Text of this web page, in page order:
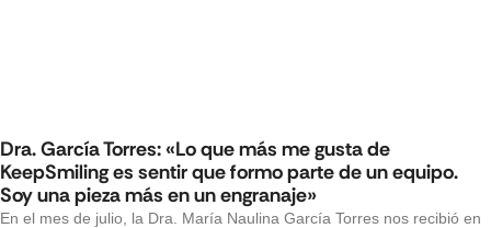
Dra. García Torres: «Lo que más me gusta de
KeepSmiling es sentir que formo parte de un equipo.
Soy una pieza más en un engranaje»
En el mes de julio, la Dra. María Naulina García Torres nos recibió en